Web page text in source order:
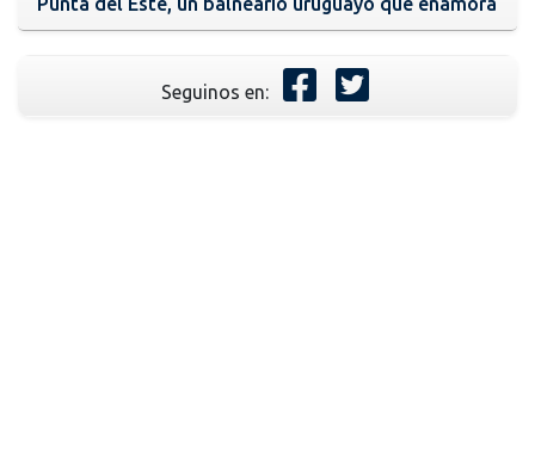
Seguinos en: